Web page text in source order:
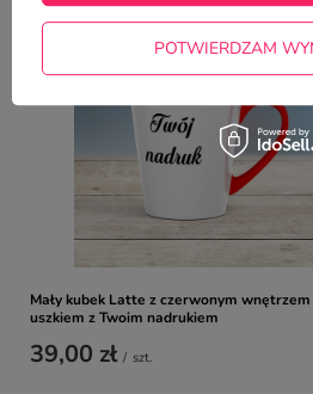
Mały kubek Latte z czerwonym
uszkiem z Twoim nadrukiem
39,00 zł / szt.
POTWIERDZAM